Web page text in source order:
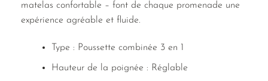
matelas confortable – font de chaque promenade une
expérience agréable et fluide.
Type : Poussette combinée 3 en 1
Hauteur de la poignée : Réglable